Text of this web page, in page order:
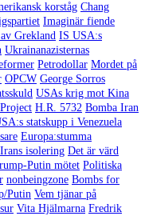
korståg Chang
Imaginär fiende
Grekland IS USA:s
Ukrainanazisternas
Petrodollar Mordet på
OPCW George Sorros
USAs krig mot Kina
H.R. 5732 Bomba Iran
statskupp i Venezuela
Europa:stumma
Irans isolering Det är värd
Putin mötet Politiska
nonbeingzone Bombs for
Putin Vem tjänar på
Vita Hjälmarna Fredrik